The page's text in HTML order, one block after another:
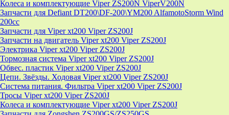
Колеса и комплектующие Viper ZS200N ViperV200N
Запчасти для Defiant DT200\DF-200\YM200 AlfamotoStorm Wind
200cc
Запчасти для Viper xt200 Viper ZS200J
Запчасти на двигатель Viper xt200 Viper ZS200J
Электрика Viper xt200 Viper ZS200J
Тормозная система Viper xt200 Viper ZS200J
Обвес. пластик Viper xt200 Viper ZS200J
Цепи. Звёзды. Ходовая Viper xt200 Viper ZS200J
Система питания. Фильтра Viper xt200 Viper ZS200J
Тросы Viper xt200 Viper ZS200J
Колеса и комплектующие Viper xt200 Viper ZS200J